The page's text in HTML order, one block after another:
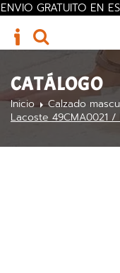
ENVIO GRATUITO EN
CATÁLOGO
Inicio Calzado
Lacoste 49CMA0021 /